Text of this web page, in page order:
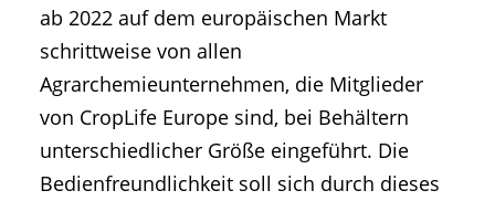
ab 2022 auf dem europäischen Markt
schrittweise von allen
Agrarchemieunternehmen, die Mitglieder
von CropLife Europe sind, bei Behältern
unterschiedlicher Größe eingeführt. Die
Bedienfreundlichkeit soll sich durch dieses